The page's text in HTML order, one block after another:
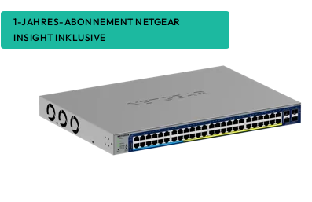
1-JAHRES-ABONNEMENT NETGEAR
INSIGHT INKLUSIVE